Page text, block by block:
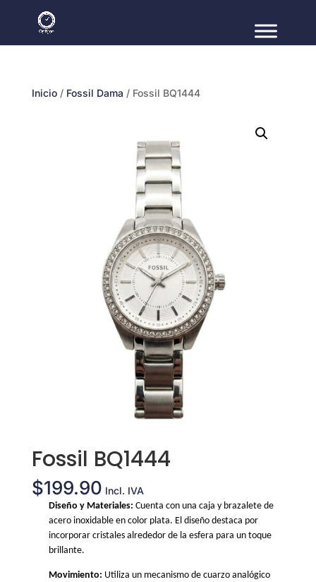
Inicio/ Fossil Dama / Fossil BQ1444
Fossil BQ1444
$199.90 Incl. IVA
Diseño y Materiales: Cuenta con una caja y brazalete de
acero inoxidable en color plata. El diseño destaca por
incorporar cristales alrededor de la esfera para un toque
brillante.
Movimiento: Utiliza un mecanismo de cuarzo analógico